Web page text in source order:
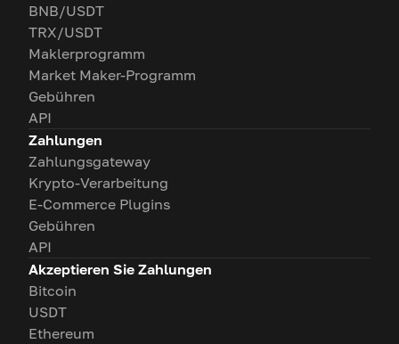
BNB/USDT
TRX/USDT
Maklerprogramm
Market Maker-Programm
Gebühren
API
Zahlungen
Zahlungsgateway
Krypto-Verarbeitung
E-Commerce Plugins
Gebühren
API
Akzeptieren Sie Zahlungen
Bitcoin
USDT
Ethereum